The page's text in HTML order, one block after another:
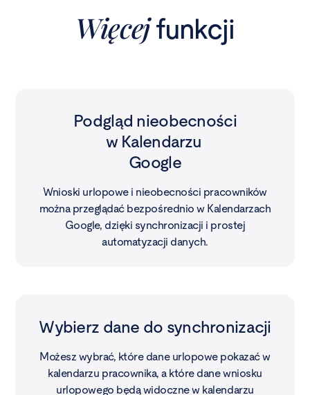
Więcejfunkcji
Podgląd nieobecności
w Kalendarzu
Google
Wnioski urlopowe i nieobecności pracowników
można przeglądać bezpośrednio w Kalendarzach
Google, dzięki synchronizacji i prostej
automatyzacji danych.
Wybierz dane do synchronizacji
Możesz wybrać, które dane urlopowe pokazać w
kalendarzu pracownika, a które dane wniosku
urlopowego będą widoczne w kalendarzu